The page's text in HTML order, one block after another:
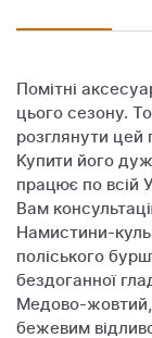
Помітні
цього сезону.
розглянути цей
Купити його
працює по всій
Вам
Намистини-
поліського
бездоганної
Медово-жовтий,
бежевим